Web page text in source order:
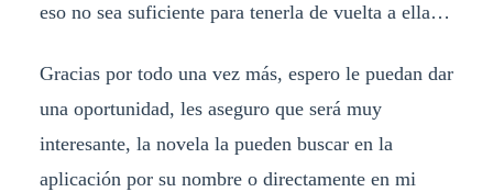
eso no sea suficiente para tenerla de vuelta a ella…
Gracias por todo una vez más, espero le puedan dar
una oportunidad, les aseguro que será muy
interesante, la novela la pueden buscar en la
aplicación por su nombre o directamente en mi